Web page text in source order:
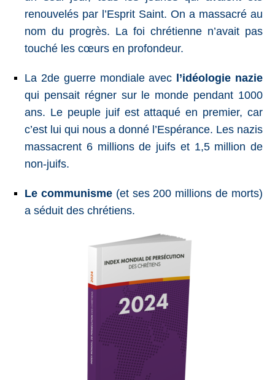
renouvelés par l’Esprit Saint. On a massacré au
nom du progrès. La foi chrétienne n’avait pas
touché les cœurs en profondeur.
La 2de guerre mondiale avec
l’idéologie nazie
qui pensait régner sur le monde pendant 1000
ans. Le peuple juif est attaqué en premier, car
c’est lui qui nous a donné l’Espérance. Les nazis
massacrent 6 millions de juifs et 1,5 million de
non-juifs.
Le communisme(et ses 200 millions de morts)
a séduit des chrétiens.